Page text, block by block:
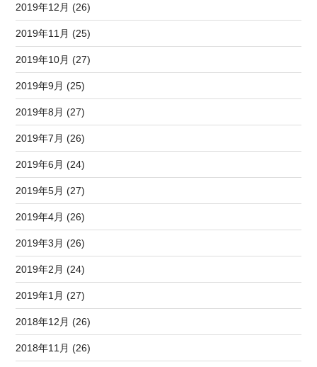
2019年12月 (26)
2019年11月 (25)
2019年10月 (27)
2019年9月 (25)
2019年8月 (27)
2019年7月 (26)
2019年6月 (24)
2019年5月 (27)
2019年4月 (26)
2019年3月 (26)
2019年2月 (24)
2019年1月 (27)
2018年12月 (26)
2018年11月 (26)